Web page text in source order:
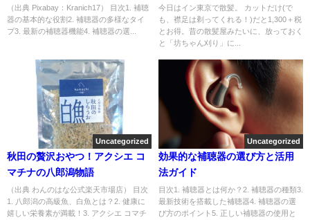
（出典 Pixabay：Kranich17） 目次1. 補聴
器の基本的な役割2. 補聴器の多様なタイ
プ3. 最新の補聴器機能4. 補聴器の選...
今日はイン東京で散髪。 カットだけ(で
も、襟足は剃ってくれる！)だと1,300＋税
とお得。昔の散髪屋みたいに、放っておく
と「坊ちゃん刈り」に...
Uncategorized
秋田の贅沢おやつ！アクシエ コ
マチナの八郎潟物語
（出典 わんのはな公式楽天市場店） 目次
1. 八郎潟の高級魚、白魚とは？2. 健康に
嬉しい栄養素が満載！3. アクシエ コマチ
Uncategorized
効果的な補聴器の選び方と活用
法ガイド
目次1. 補聴器とは何か？2. 補聴器の種類3.
最新技術を搭載した補聴器4. 補聴器の選
び方のポイント5. 正しい補聴器の使用と